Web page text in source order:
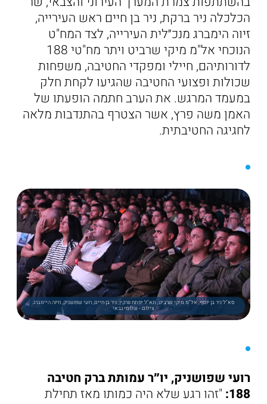
הכלכלה ניר ברקת, ניר בן חיים ראש העירייה,
זיוה הימברג מנכ״לית העירייה, לצד המח"ט
הנוכחי אל"מ מיקי שרביט ויתר מח"טי 188
לדורותיהם, חיילי ומפקדי החטיבה, משפחות
שכולות ופצועי החטיבה שהגיעו לקחת חלק
במעמד המרגש. את הערב חתמה הופעתו של
האמן משה פרץ, אשר הצטרף בהתנדבות מלאה
לחגיגה החטיבתית.
סא"ל ניר בן יוסף, אל"מ מיקי שרביט, תא"ל יפתח נורקין, ניר בן חיים, רועי שפושניק, וזיוה היימברג.
צילום - שלומי גבאי
רועי שפושניק, יו״ר עמותת ברק חטיבה
188: "זהו רגע שלא היה כמותו מאז תחילת